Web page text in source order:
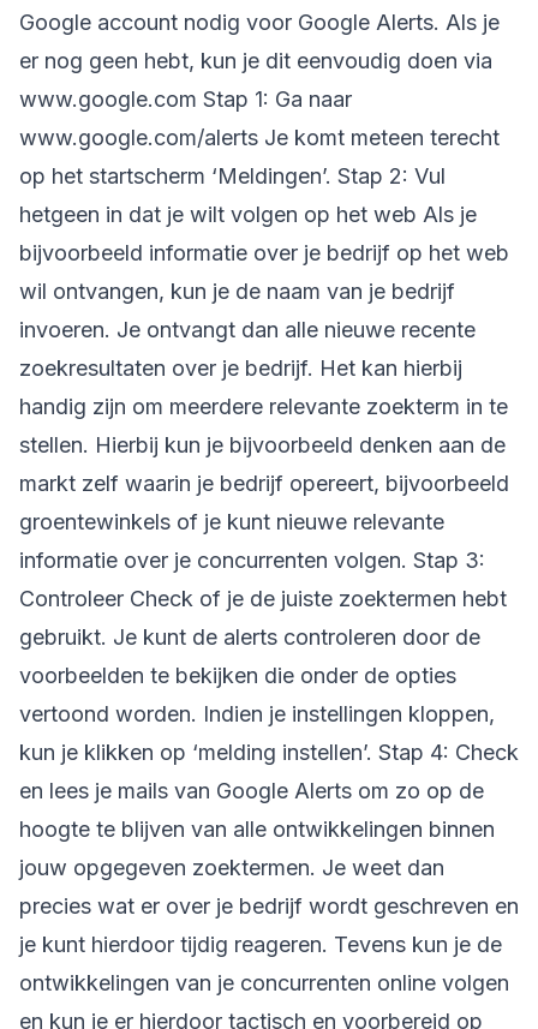
Google account nodig voor Google Alerts. Als je
er nog geen hebt, kun je dit eenvoudig doen via
www.google.com Stap 1: Ga naar
www.google.com/alerts Je komt meteen terecht
op het startscherm ‘Meldingen’. Stap 2: Vul
hetgeen in dat je wilt volgen op het web Als je
bijvoorbeeld informatie over je bedrijf op het web
wil ontvangen, kun je de naam van je bedrijf
invoeren. Je ontvangt dan alle nieuwe recente
zoekresultaten over je bedrijf. Het kan hierbij
handig zijn om meerdere relevante zoekterm in te
stellen. Hierbij kun je bijvoorbeeld denken aan de
markt zelf waarin je bedrijf opereert, bijvoorbeeld
groentewinkels of je kunt nieuwe relevante
informatie over je concurrenten volgen. Stap 3:
Controleer Check of je de juiste zoektermen hebt
gebruikt. Je kunt de alerts controleren door de
voorbeelden te bekijken die onder de opties
vertoond worden. Indien je instellingen kloppen,
kun je klikken op ‘melding instellen’. Stap 4: Check
en lees je mails van Google Alerts om zo op de
hoogte te blijven van alle ontwikkelingen binnen
jouw opgegeven zoektermen. Je weet dan
precies wat er over je bedrijf wordt geschreven en
je kunt hierdoor tijdig reageren. Tevens kun je de
ontwikkelingen van je concurrenten online volgen
en kun je er hierdoor tactisch en voorbereid op